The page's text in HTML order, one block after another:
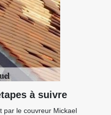
à suivre
par le couvreur Mickael